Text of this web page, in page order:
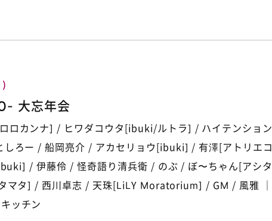
大忘年会
ロカンナ] / ヒワダコウタ[ibuki/ルトラ] / ハイテンション
しろー / 船岡亮介 / アカセリョウ[ibuki] / 有澤[アトリエコ
/ 伊藤伶 / 怪奇語り清兵衛 / のぶ / ぼ〜ちゃん[アシタ
マタ] / 西川卓志 / 天珠[LiLY Moratorium] / GM / 風雅 ｜
ッチン